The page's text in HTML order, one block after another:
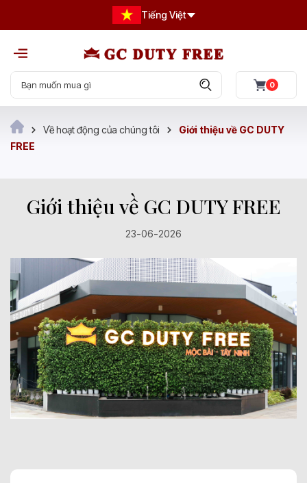
Tiếng Việt
0
Về hoạt động của chúng tôi
Giới thiệu về GC DUTY
FREE
Giới thiệu về GC DUTY FREE
23-06-2026